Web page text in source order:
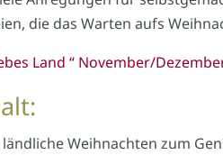
die das Warten aufs
Land “ November/
Weihnachten zum